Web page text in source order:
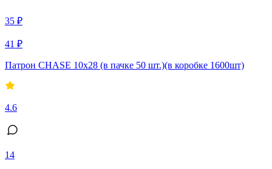
35 ₽
41 ₽
Патрон CHASE 10x28 (в пачке 50 шт.)(в коробке 1600шт)
4.6
14